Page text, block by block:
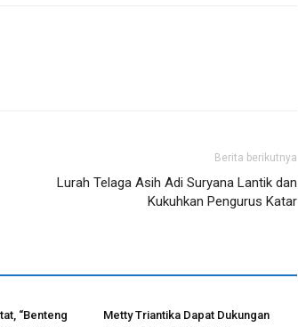
Berita berikutnya
Lurah Telaga Asih Adi Suryana Lantik dan
Kukuhkan Pengurus Katar
“Benteng
Metty Triantika Dapat Dukungan